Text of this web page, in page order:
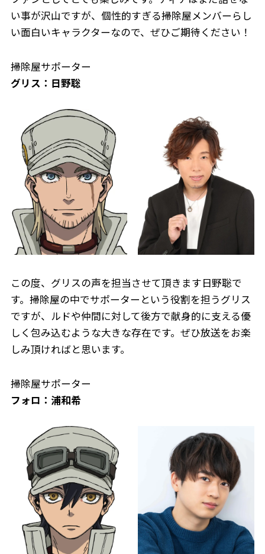
い事が沢山ですが、個性的すぎる掃除屋メンバーらし
い面白いキャラクターなので、ぜひご期待ください！
掃除屋サポーター
グリス：日野聡
この度、グリスの声を担当させて頂きます日野聡で
す。掃除屋の中でサポーターという役割を担うグリス
ですが、ルドや仲間に対して後方で献身的に支える優
しく包み込むような大きな存在です。ぜひ放送をお楽
しみ頂ければと思います。
掃除屋サポーター
フォロ：浦和希